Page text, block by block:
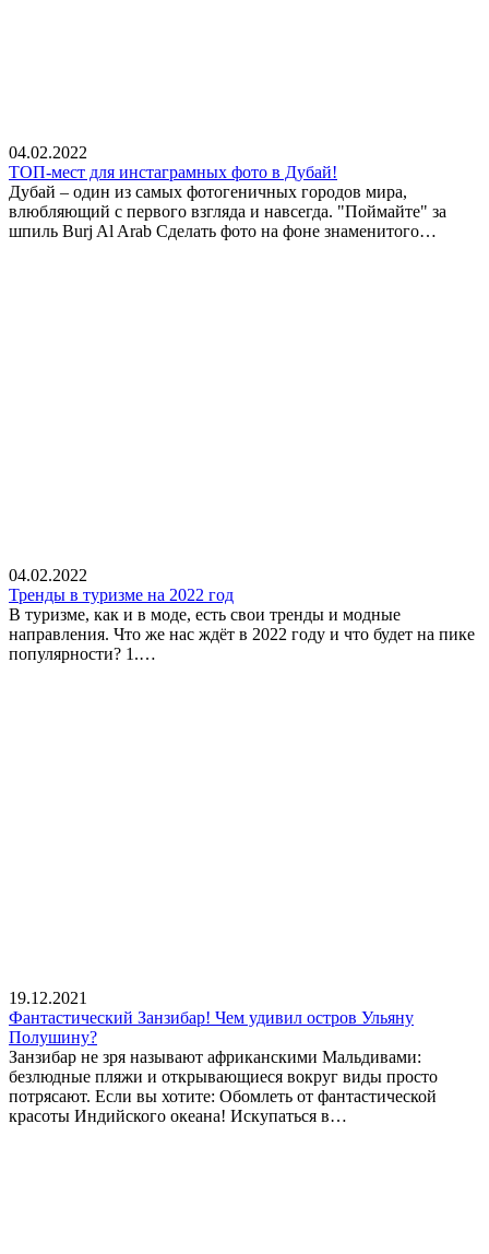
04.02.2022
ТОП-мест для инстаграмных фото в Дубай!
Дубай – один из самых фотогеничных городов мира,
влюбляющий с первого взгляда и навсегда. "Поймайте" за
шпиль Burj Al Arab Сделать фото на фоне знаменитого…
04.02.2022
Тренды в туризме на 2022 год
В туризме, как и в моде, есть свои тренды и модные
направления. Что же нас ждёт в 2022 году и что будет на пике
популярности? 1.…
19.12.2021
Фантастический Занзибар! Чем удивил остров Ульяну
Полушину?
Занзибар не зря называют африканскими Мальдивами:
безлюдные пляжи и открывающиеся вокруг виды просто
потрясают. Если вы хотите: Обомлеть от фантастической
красоты Индийского океана! Искупаться в…